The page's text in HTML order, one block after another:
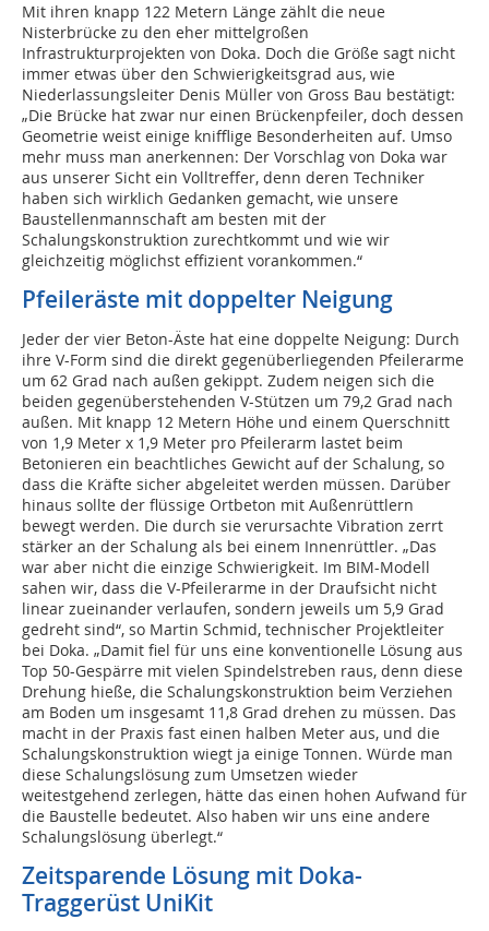
Mit ihren knapp 122 Metern Länge zählt die neue
Nisterbrücke zu den eher mittelgroßen
Infrastrukturprojekten von Doka. Doch die Größe sagt nicht
immer etwas über den Schwierigkeitsgrad aus, wie
Niederlassungsleiter Denis Müller von Gross Bau bestätigt:
„Die Brücke hat zwar nur einen Brückenpfeiler, doch dessen
Geometrie weist einige knifflige Besonderheiten auf. Umso
mehr muss man anerkennen: Der Vorschlag von Doka war
aus unserer Sicht ein Volltreffer, denn deren Techniker
haben sich wirklich Gedanken gemacht, wie unsere
Baustellenmannschaft am besten mit der
Schalungskonstruktion zurechtkommt und wie wir
gleichzeitig möglichst effizient vorankommen.“
Pfeileräste mit doppelter Neigung
Jeder der vier Beton-Äste hat eine doppelte Neigung: Durch
ihre V-Form sind die direkt gegenüberliegenden Pfeilerarme
um 62 Grad nach außen gekippt. Zudem neigen sich die
beiden gegenüberstehenden V-Stützen um 79,2 Grad nach
außen. Mit knapp 12 Metern Höhe und einem Querschnitt
von 1,9 Meter x 1,9 Meter pro Pfeilerarm lastet beim
Betonieren ein beachtliches Gewicht auf der Schalung, so
dass die Kräfte sicher abgeleitet werden müssen. Darüber
hinaus sollte der flüssige Ortbeton mit Außenrüttlern
bewegt werden. Die durch sie verursachte Vibration zerrt
stärker an der Schalung als bei einem Innenrüttler. „Das
war aber nicht die einzige Schwierigkeit. Im BIM-Modell
sahen wir, dass die V-Pfeilerarme in der Draufsicht nicht
linear zueinander verlaufen, sondern jeweils um 5,9 Grad
gedreht sind“, so Martin Schmid, technischer Projektleiter
bei Doka. „Damit fiel für uns eine konventionelle Lösung aus
Top 50-Gespärre mit vielen Spindelstreben raus, denn diese
Drehung hieße, die Schalungskonstruktion beim Verziehen
am Boden um insgesamt 11,8 Grad drehen zu müssen. Das
macht in der Praxis fast einen halben Meter aus, und die
Schalungskonstruktion wiegt ja einige Tonnen. Würde man
diese Schalungslösung zum Umsetzen wieder
weitestgehend zerlegen, hätte das einen hohen Aufwand für
die Baustelle bedeutet. Also haben wir uns eine andere
Schalungslösung überlegt.“
Zeitsparende Lösung mit Doka-
Traggerüst UniKit